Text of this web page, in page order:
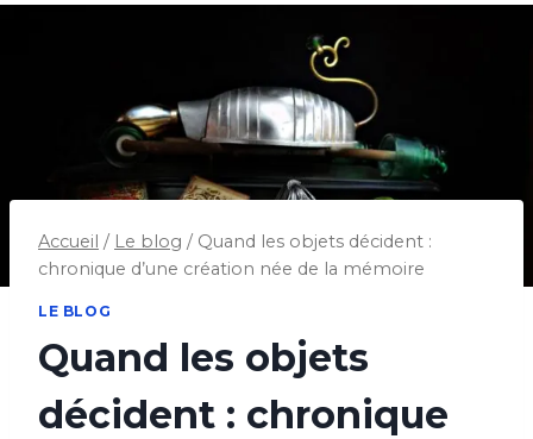
Accueil / Le blog / Quand les objets décident :
chronique d’une création née de la mémoire
LE BLOG
Quand les objets
décident : chronique